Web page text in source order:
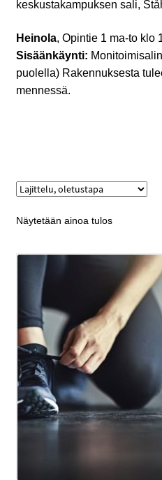
keskustakampuksen sali,
Heinola, Opintie 1 ma-to klo
Sisäänkäynti:
puolella) Rakennuksesta
mennessä.
Näytetään ainoa tulos